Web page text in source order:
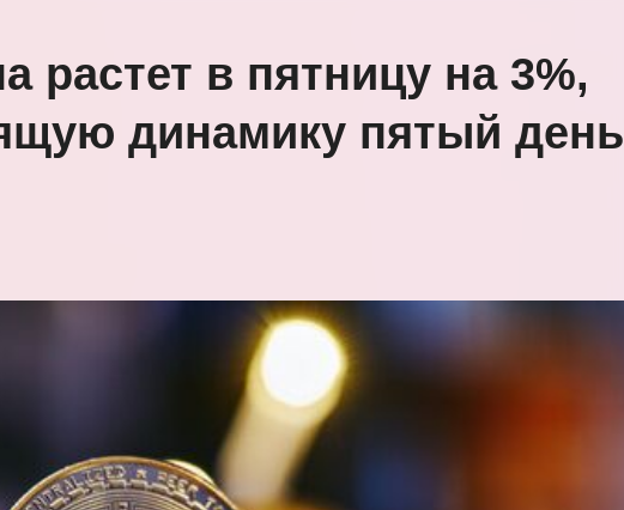
растет в пятницу на 3%,
динамику пятый день